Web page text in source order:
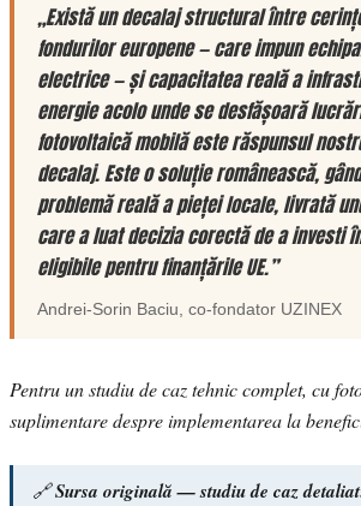
„Există un decalaj structural între
fondurilor europene — care impun
electrice — și capacitatea reală a
energie acolo unde se desfășoară
fotovoltaică mobilă este răspunsul
decalaj. Este o soluție românească,
problemă reală a pieței locale, livrată
care a luat decizia corectă de a investi
eligibile pentru finanțările UE.”
Andrei-Sorin Baciu, co-fondator UZINEX
Pentru un studiu de caz tehnic complet, cu
suplimentare despre implementarea la
🔗Sursa originală — studiu de caz